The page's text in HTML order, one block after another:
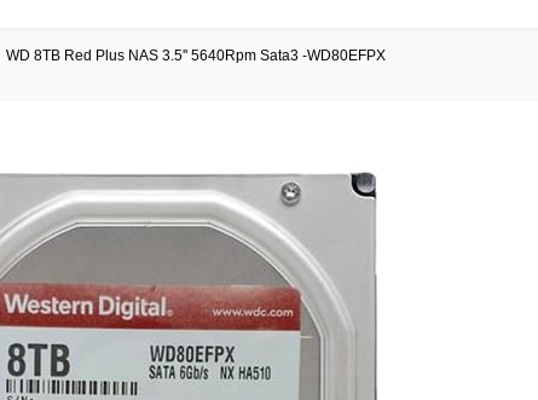
WD 8TB Red Plus NAS 3.5'' 5640Rpm Sata3 -WD80EFPX